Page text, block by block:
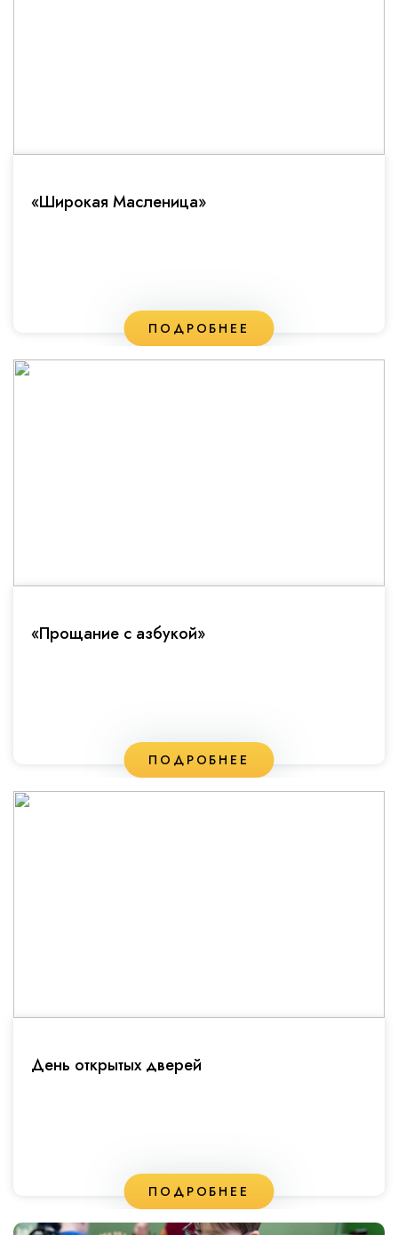
«Широкая Масленица»
ПОДРОБНЕЕ
«Прощание с азбукой»
ПОДРОБНЕЕ
День открытых дверей
ПОДРОБНЕЕ